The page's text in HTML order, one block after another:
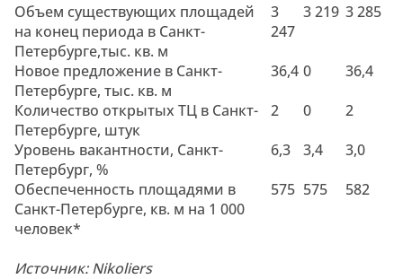
Объем существующих площадей
на конец периода в Санкт-
Петербурге,тыс. кв. м
3
247
3 219 3 285
Новое предложение в Санкт-
Петербурге, тыс. кв. м
36,4 0
36,4
Количество открытых ТЦ в Санкт-
Петербурге, штук
2 0
2
Уровень вакантности, Санкт-
Петербург, %
6,3 3,4
3,0
Обеспеченность площадями в
Санкт-Петербурге, кв. м на 1 000
человек*
575 575 582
Источник: Nikoliers